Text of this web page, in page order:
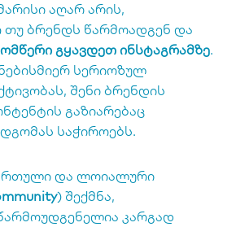
აღარ არის,
თუ ბრენდს წარმოადგენ და
გყავდეთ ინსტაგრამზე.
სერიოზულ
შენი ბრენდის
გაზიარებაც
საჭიროებს.
და ლოიალური
) შექმნა,
კარგად